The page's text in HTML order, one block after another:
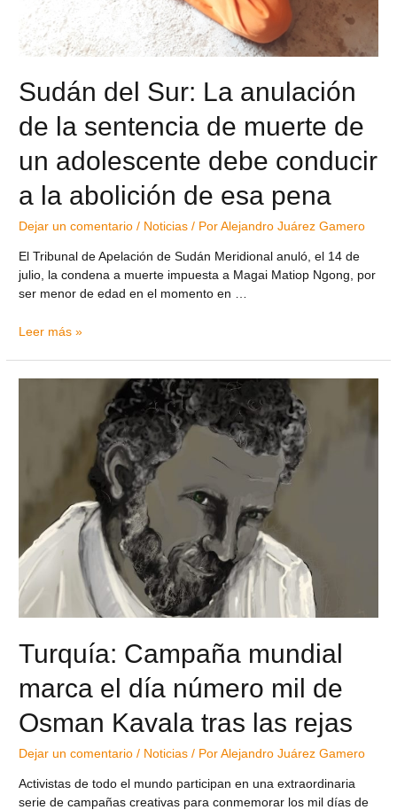
Sudán del Sur: La anulación
de la sentencia de muerte de
un adolescente debe conducir
a la abolición de esa pena
Dejar un comentario / Noticias / PorAlejandro Juárez Gamero
El Tribunal de Apelación de Sudán Meridional anuló, el 14 de
julio, la condena a muerte impuesta a Magai Matiop Ngong, por
ser menor de edad en el momento en …
Leer más »
Turquía: Campaña mundial
marca el día número mil de
Osman Kavala tras las rejas
Dejar un comentario / Noticias / PorAlejandro Juárez Gamero
Activistas de todo el mundo participan en una extraordinaria
serie de campañas creativas para conmemorar los mil días de